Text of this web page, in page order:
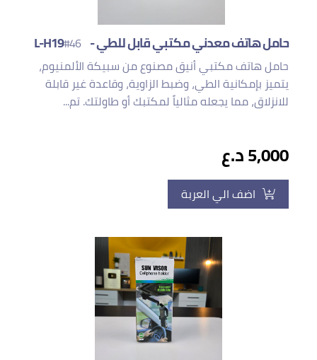
حامل هاتف معدني مكتبي قابل للطي - L-H19 #46
حامل هاتف مكتبي أنيق مصنوع من سبيكة الألمنيوم،
يتميز بإمكانية الطي، وضبط الزاوية، وقاعدة غير قابلة
للانزلاق، مما يجعله مثالياً لمكتبك أو طاولتك. تم...
5,000 د.ع
اضف الي العربة